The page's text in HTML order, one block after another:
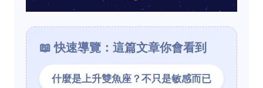
📖 快速導覽：這篇文章你會看到
什麼是上升雙魚座？不只是敏感而已